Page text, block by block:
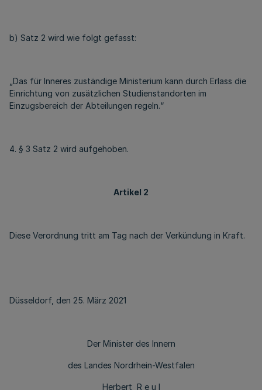
b) Satz 2 wird wie folgt gefasst:
„Das für Inneres zuständige Ministerium kann durch Erlass die
Einrichtung von zusätzlichen Studienstandorten im
Einzugsbereich der Abteilungen regeln.“
4. § 3 Satz 2 wird aufgehoben.
Artikel 2
Diese Verordnung tritt am Tag nach der Verkündung in Kraft.
Düsseldorf, den 25. März 2021
Der Minister des Innern
des Landes Nordrhein-Westfalen
Herbert R e u l